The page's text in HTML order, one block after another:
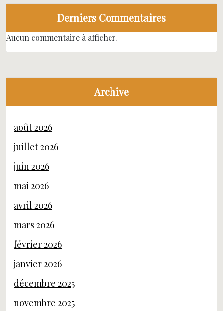
Derniers Commentaires
Aucun commentaire à afficher.
Archive
août 2026
juillet 2026
juin 2026
mai 2026
avril 2026
mars 2026
février 2026
janvier 2026
décembre 2025
novembre 2025